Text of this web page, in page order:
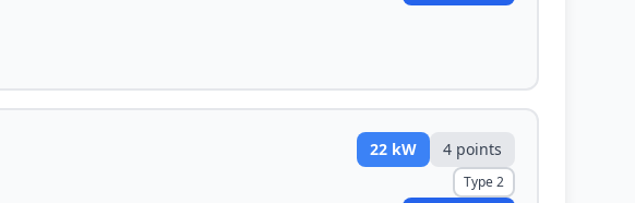
22 kW 4 points
Type 2